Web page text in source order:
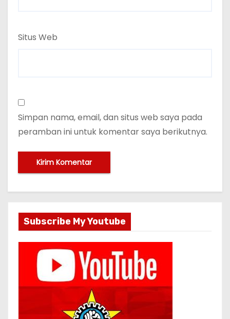
Situs Web
Simpan nama, email, dan situs web saya pada
peramban ini untuk komentar saya berikutnya.
Subscribe My Youtube